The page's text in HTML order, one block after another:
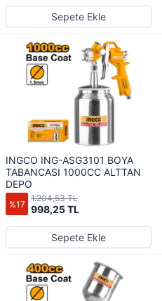
Sepete Ekle
INGCO ING-ASG3101 BOYA
TABANCASI 1000CC ALTTAN
DEPO
%17 998,25 TL
1.204,53 TL
Sepete Ekle